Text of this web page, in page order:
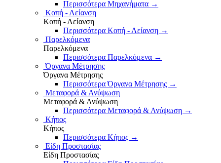
Περισσότερα Μηχανήματα →
Κοπή - Λείανση
Κοπή - Λείανση
Περισσότερα Κοπή - Λείανση →
Παρελκόμενα
Παρελκόμενα
Περισσότερα Παρελκόμενα →
Όργανα Μέτρησης
Όργανα Μέτρησης
Περισσότερα Όργανα Μέτρησης →
Μεταφορά & Ανύψωση
Μεταφορά & Ανύψωση
Περισσότερα Μεταφορά & Ανύψωση →
Κήπος
Κήπος
Περισσότερα Κήπος →
Είδη Προστασίας
Είδη Προστασίας